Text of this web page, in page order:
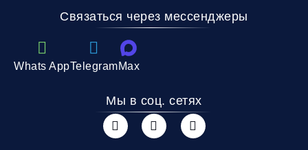
Связаться через мессенджеры
Whats AppTelegramMax
Мы в соц. сетях